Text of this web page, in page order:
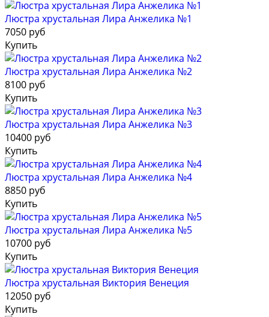
Люстра хрустальная Лира Анжелика №1
7050 руб
Купить
Люстра хрустальная Лира Анжелика №2
8100 руб
Купить
Люстра хрустальная Лира Анжелика №3
10400 руб
Купить
Люстра хрустальная Лира Анжелика №4
8850 руб
Купить
Люстра хрустальная Лира Анжелика №5
10700 руб
Купить
Люстра хрустальная Виктория Венеция
12050 руб
Купить